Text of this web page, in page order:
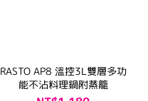
RASTO AP8 溫控3L雙層多功
能不沾料理鍋附蒸籠